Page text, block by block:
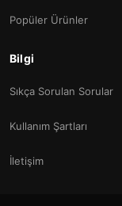
Popüler Ürünler
Bilgi
Sıkça Sorulan Sorular
Kullanım Şartları
İletişim